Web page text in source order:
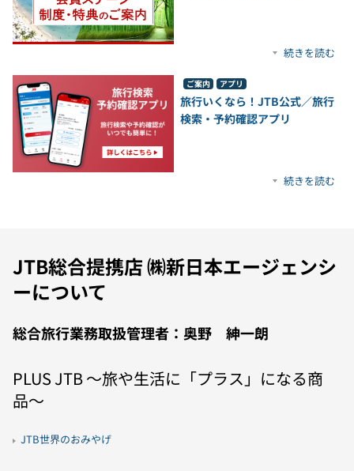
続きを読む
ご案内 アプリ
旅行いくなら！JTB公式／旅行
検索・予約確認アプリ
続きを読む
JTB総合提携店 ㈱新日本エージェンシ
ーについて
総合旅行業務取扱管理者：奥野 紳一朗
PLUS JTB 〜旅や生活に「プラス」になる商
品〜
JTB世界のおみやげ